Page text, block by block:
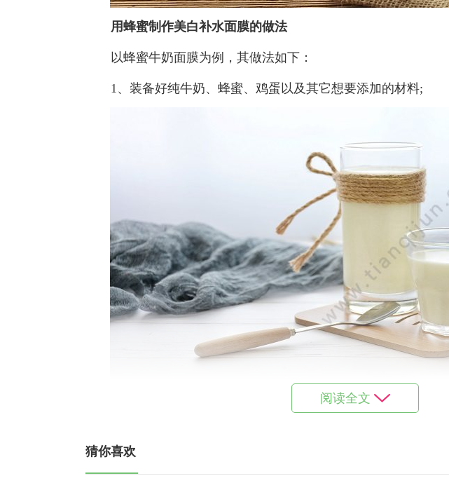
用蜂蜜制作美白补水面膜的做法
以蜂蜜牛奶面膜为例，其做法如下：
1、装备好纯牛奶、蜂蜜、鸡蛋以及其它想要添加的材料;
2、先将鸡蛋的蛋清与蛋黄分离开;
阅读全文
猜你喜欢